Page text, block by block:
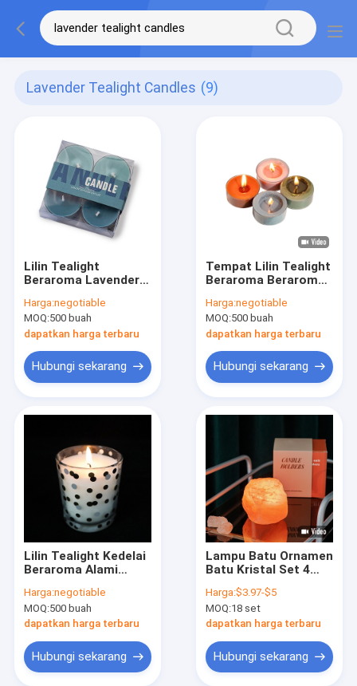
Lavender Tealight Candles (9)
Lilin Tealight
Beraroma Lavender
Disesuaikan Untuk
Dekorasi Rumah
Harga:negotiable
MOQ:500 buah
dapatkan harga terbaru
Hubungi sekarang
Tempat Lilin Tealight
Beraroma Beraroma
Dekorasi Rumah
Harga:negotiable
MOQ:500 buah
dapatkan harga terbaru
Hubungi sekarang
Lilin Tealight Kedelai
Beraroma Alami
Bening Dicetak
Aprikot Kelapa
Harga:negotiable
MOQ:500 buah
dapatkan harga terbaru
Hubungi sekarang
Lampu Batu Ornamen
Batu Kristal Set 4
Harga:$3.97-$5
MOQ:18 set
dapatkan harga terbaru
Hubungi sekarang